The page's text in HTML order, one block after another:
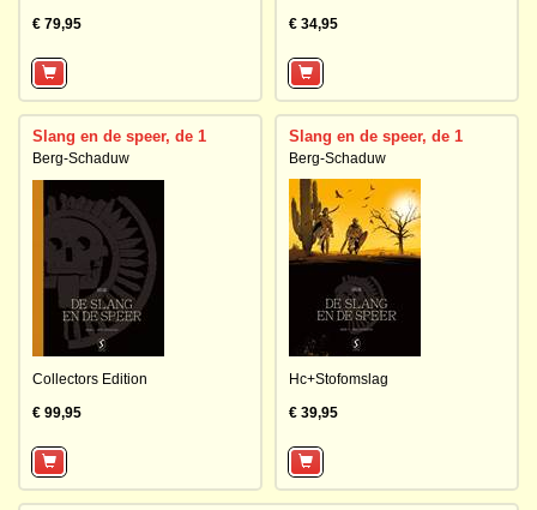
€ 79,95
€ 34,95
Slang en de speer, de 1
Berg-Schaduw
Collectors Edition
€ 99,95
Slang en de speer, de 1
Berg-Schaduw
Hc+Stofomslag
€ 39,95